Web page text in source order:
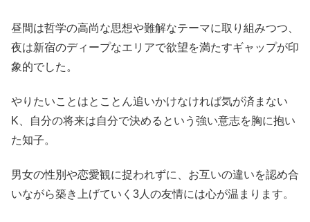
昼間は哲学の高尚な思想や難解なテーマに取り組みつつ、
夜は新宿のディープなエリアで欲望を満たすギャップが印
象的でした。
やりたいことはとことん追いかけなければ気が済まない
K、自分の将来は自分で決めるという強い意志を胸に抱い
た知子。
男女の性別や恋愛観に捉われずに、お互いの違いを認め合
いながら築き上げていく3人の友情には心が温まります。